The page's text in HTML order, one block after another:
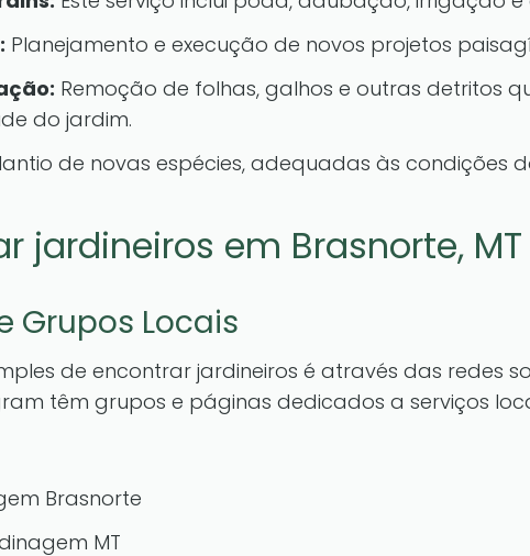
Planejamento e execução de novos projetos
Remoção de folhas, galhos e outras detritos
do jardim.
de novas espécies, adequadas às condições
jardineiros em Brasnorte, MT
Grupos Locais
de encontrar jardineiros é através das redes
têm grupos e páginas dedicados a serviços
Brasnorte
MT